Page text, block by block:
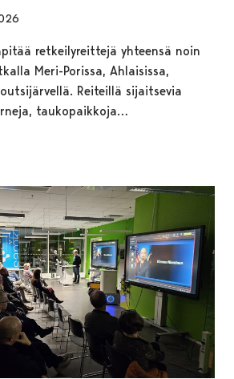
retkeilyreittejä yhteensä noin
Meri-Porissa, Ahlaisissa,
Reiteillä sijaitsevia
taukopaikkoja…